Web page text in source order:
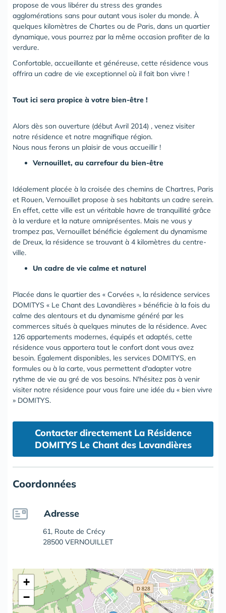
propose de vous libérer du stress des grandes
agglomérations sans pour autant vous isoler du monde. À
quelques kilomètres de Chartes ou de Paris, dans un quartier
dynamique, vous pourrez par la même occasion profiter de la
verdure.
Confortable, accueillante et généreuse, cette résidence vous
offrira un cadre de vie exceptionnel où il fait bon vivre !
Tout ici sera propice à votre bien-être !
Alors dès son ouverture (début Avril 2014) , venez visiter
notre résidence et notre magnifique région.
Nous nous ferons un plaisir de vous accueillir !
Vernouillet, au carrefour du bien-être
Idéalement placée à la croisée des chemins de Chartres, Paris
et Rouen, Vernouillet propose à ses habitants un cadre serein.
En effet, cette ville est un véritable havre de tranquillité grâce
à la verdure et la nature omniprésentes. Mais ne vous y
trompez pas, Vernouillet bénéficie également du dynamisme
de Dreux, la résidence se trouvant à 4 kilomètres du centre-
ville.
Un cadre de vie calme et naturel
Placée dans le quartier des « Corvées », la résidence services
DOMITYS « Le Chant des Lavandières » bénéficie à la fois du
calme des alentours et du dynamisme généré par les
commerces situés à quelques minutes de la résidence. Avec
126 appartements modernes, équipés et adaptés, cette
résidence vous apportera tout le confort dont vous avez
besoin. Également disponibles, les services DOMITYS, en
formules ou à la carte, vous permettent d'adapter votre
rythme de vie au gré de vos besoins. N'hésitez pas à venir
visiter notre résidence pour vous faire une idée du « bien vivre
» DOMITYS.
Contacter directement La Résidence
DOMITYS Le Chant des Lavandières
Coordonnées
Adresse
61, Route de Crécy
28500 VERNOUILLET
+
−